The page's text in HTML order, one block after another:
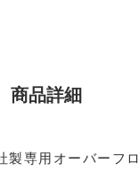
商品詳細
製専用オーバーフ